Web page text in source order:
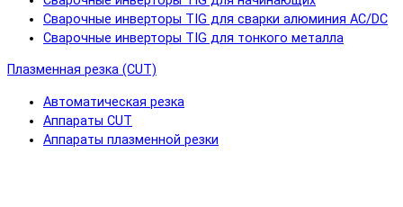
Сварочные инверторы TIG для сварки алюминия AC/DC
Сварочные инверторы TIG для тонкого металла
Плазменная резка (CUT)
Автоматическая резка
Аппараты CUT
Аппараты плазменной резки